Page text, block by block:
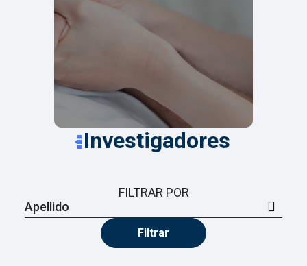
Investigadores
FILTRAR POR
Filtrar